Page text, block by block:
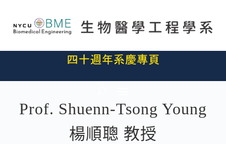
Prof. Shuenn-Tsong Young
楊順聰 教授